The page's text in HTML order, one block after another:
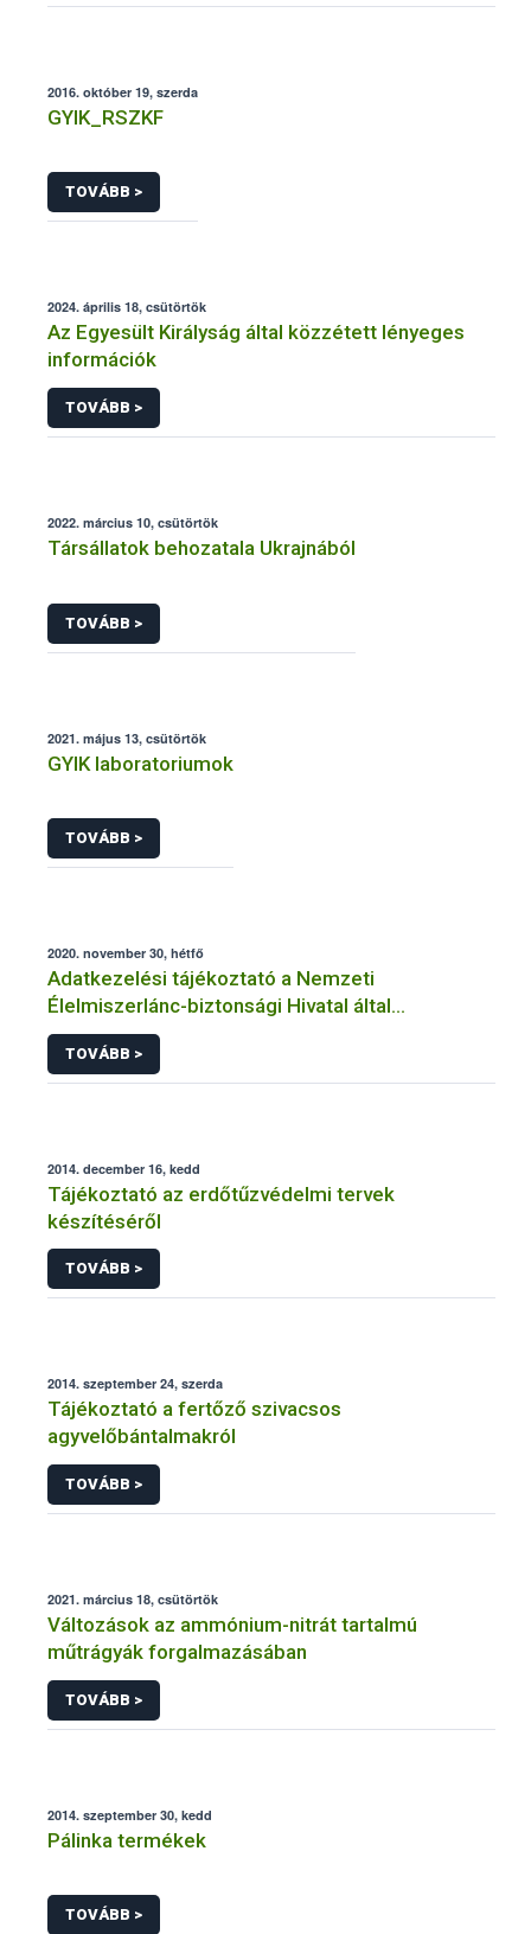
2016. október 19, szerda
GYIK_RSZKF
TOVÁBB >
2024. április 18, csütörtök
Az Egyesült Királyság által közzétett lényeges
információk
TOVÁBB >
2022. március 10, csütörtök
Társállatok behozatala Ukrajnából
TOVÁBB >
2021. május 13, csütörtök
GYIK laboratoriumok
TOVÁBB >
2020. november 30, hétfő
Adatkezelési tájékoztató a Nemzeti
Élelmiszerlánc-biztonsági Hivatal által
üzemeltetett élelmiszerlánc-felügyeleti
információs rendszerhez (FELIR) kapcsolódó
adatkezeléséhez
TOVÁBB >
2014. december 16, kedd
Tájékoztató az erdőtűzvédelmi tervek
készítéséről
TOVÁBB >
2014. szeptember 24, szerda
Tájékoztató a fertőző szivacsos
agyvelőbántalmakról
TOVÁBB >
2021. március 18, csütörtök
Változások az ammónium-nitrát tartalmú
műtrágyák forgalmazásában
TOVÁBB >
2014. szeptember 30, kedd
Pálinka termékek
TOVÁBB >